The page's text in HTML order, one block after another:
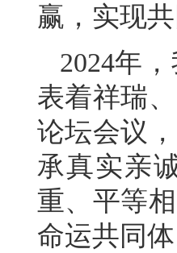
赢，实现共
2024年
表着祥瑞
论坛会议
承真实亲
重、平等
命运共同体